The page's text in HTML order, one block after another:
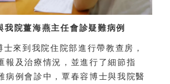
我院薑海燕主任會診疑難病例
士來到我院住院部進行帶教查房，
報及治療情況，並進行了細節指
病例會診中，覃春容博士與我院醫